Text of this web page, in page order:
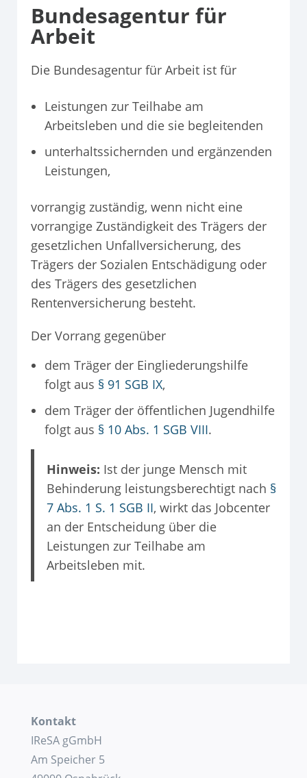
Bundesagentur für
Arbeit
Die Bundesagentur für Arbeit ist für
Leistungen zur Teilhabe am
Arbeitsleben und die sie begleitenden
unterhaltssichernden und ergänzenden
Leistungen,
vorrangig zuständig, wenn nicht eine
vorrangige Zuständigkeit des Trägers der
gesetzlichen Unfallversicherung, des
Trägers der Sozialen Entschädigung oder
des Trägers des gesetzlichen
Rentenversicherung besteht.
Der Vorrang gegenüber
dem Träger der Eingliederungshilfe
folgt aus § 91 SGB IX,
dem Träger der öffentlichen Jugendhilfe
folgt aus § 10 Abs. 1 SGB VIII.
Hinweis: Ist der junge Mensch mit
Behinderung leistungsberechtigt nach §
7 Abs. 1 S. 1 SGB II, wirkt das Jobcenter
an der Entscheidung über die
Leistungen zur Teilhabe am
Arbeitsleben mit.
Kontakt
IReSA gGmbH
Am Speicher 5